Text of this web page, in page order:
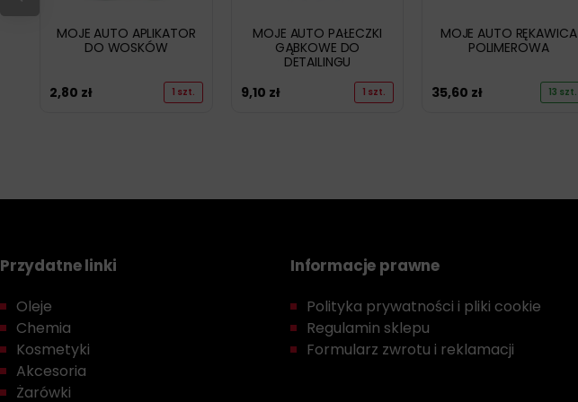
MOJE AUTO APLIKATOR
DO WOSKÓW
2,80 zł 1 szt.
MOJE AUTO PAŁECZKI
GĄBKOWE DO
DETAILINGU
9,10 zł 1 szt.
MOJE AUTO RĘKAWICA
POLIMEROWA
35,60 zł 13 szt.
Przydatne linki
Oleje
Chemia
Kosmetyki
Akcesoria
Żarówki
Informacje prawne
Polityka prywatności i pliki cookie
Regulamin sklepu
Formularz zwrotu i reklamacji